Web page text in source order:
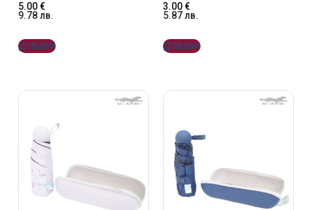
5.00€
9.78лв.
ДОБАВИ
3.00€
5.87лв.
ДОБАВИ